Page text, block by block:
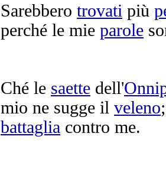
Sarebbero trovati più
perché le mie parole
Ché le saette dell'
mio ne sugge il veleno
battaglia contro me.